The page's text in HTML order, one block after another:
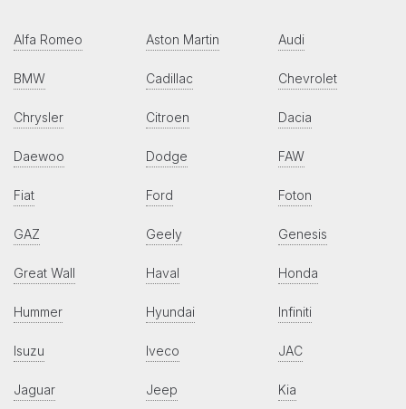
Alfa Romeo Aston Martin Audi
BMW Cadillac Chevrolet
Chrysler Citroen Dacia
Daewoo Dodge FAW
Fiat Ford Foton
GAZ Geely Genesis
Great Wall Haval Honda
Hummer Hyundai Infiniti
Isuzu Iveco JAC
Jaguar Jeep Kia